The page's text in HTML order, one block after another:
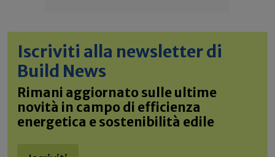
Iscriviti alla newsletter di
Build News
Rimani aggiornato sulle ultime
novità in campo di efficienza
energetica e sostenibilità edile